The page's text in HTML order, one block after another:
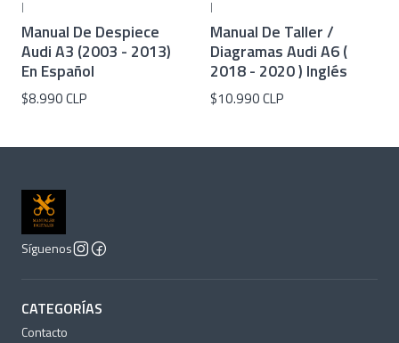
|
Manual De Despiece
Audi A3 (2003 - 2013)
En Español
$8.990 CLP
|
Manual De Taller /
Diagramas Audi A6 (
2018 - 2020 ) Inglés
$10.990 CLP
Síguenos
CATEGORÍAS
Contacto